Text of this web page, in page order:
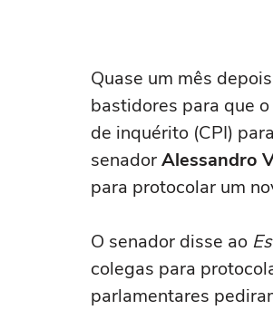
Quase um mês
bastidores para que o
de inquérito (CPI)
senadorAlessandro
para protocolar um
O senador disse ao
colegas para
parlamentares